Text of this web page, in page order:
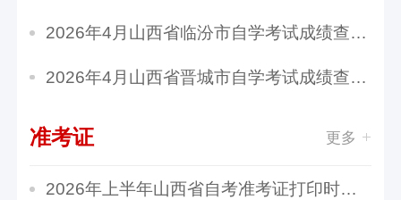
2026年4月山西省临汾市自学考试成绩查询时间：5...
2026年4月山西省晋城市自学考试成绩查询时间：5...
准考证 更多
2026年上半年山西省自考准考证打印时间：4月4日...